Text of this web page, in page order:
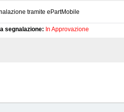
tramite ePartMobile
segnalazione: In Approvazione